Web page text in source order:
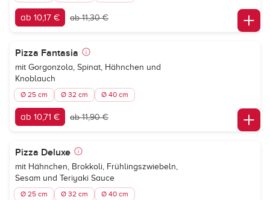
ab 10,17 € ab 11,30 €
Pizza Fantasia
mit Gorgonzola, Spinat, Hähnchen und
Knoblauch
Ø 25 cm Ø 32 cm Ø 40 cm
ab 10,71 € ab 11,90 €
Pizza Deluxe
mit Hähnchen, Brokkoli, Frühlingszwiebeln,
Sesam und Teriyaki Sauce
Ø 25 cm Ø 32 cm Ø 40 cm